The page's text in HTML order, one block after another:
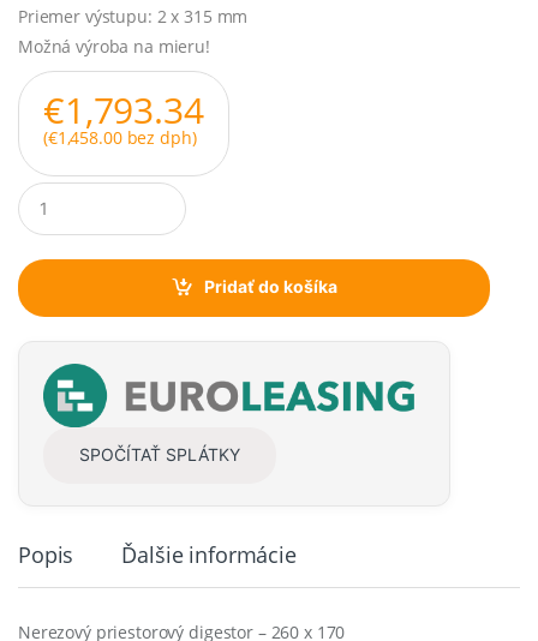
Priemer výstupu: 2 x 315 mm
Možná výroba na mieru!
€1,793.34
(€1,458.00bez dph)
Q
u
a
t
i
y
Pridať do košíka
SPOČÍTAŤ SPLÁTKY
Popis Ďalšie informácie
Nerezový priestorový digestor – 260 x 170